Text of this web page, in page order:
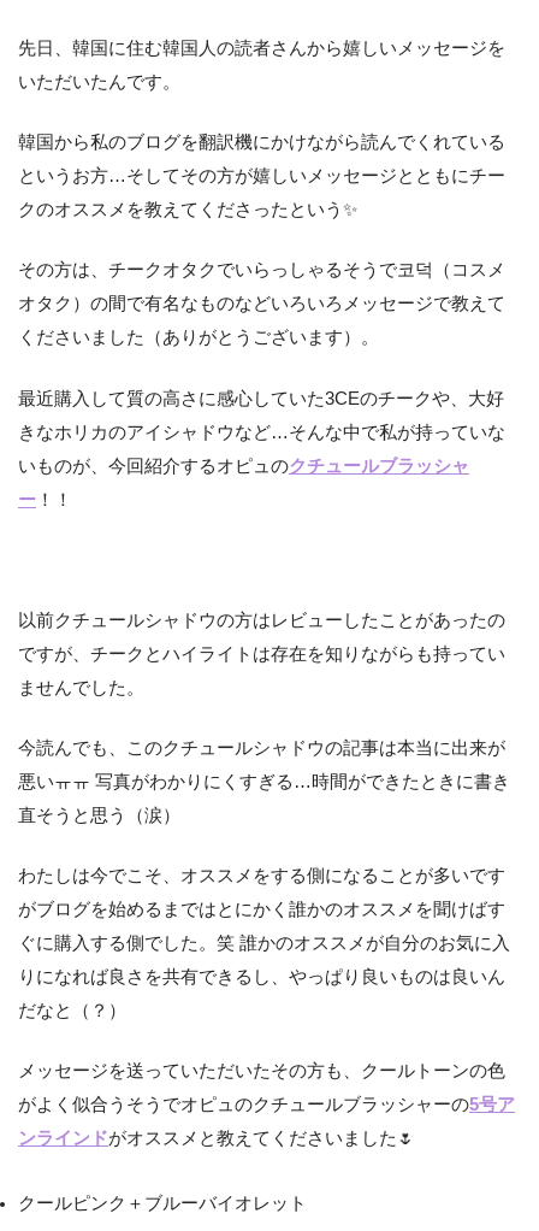
先日、韓国に住む韓国人の読者さんから嬉しいメッセージを
いただいたんです。
韓国から私のブログを翻訳機にかけながら読んでくれている
というお方…そしてその方が嬉しいメッセージとともにチー
クのオススメを教えてくださったという✨
その方は、チークオタクでいらっしゃるそうで코덕（コスメ
オタク）の間で有名なものなどいろいろメッセージで教えて
くださいました（ありがとうございます）。
最近購入して質の高さに感心していた3CEのチークや、大好
きなホリカのアイシャドウなど…そんな中で私が持っていな
いものが、今回紹介するオピュのクチュールブラッシャ
ー ！！
以前クチュールシャドウの方はレビューしたことがあったの
ですが、チークとハイライトは存在を知りながらも持ってい
ませんでした。
今読んでも、このクチュールシャドウの記事は本当に出来が
悪いㅠㅠ 写真がわかりにくすぎる…時間ができたときに書き
直そうと思う（涙）
わたしは今でこそ、オススメをする側になることが多いです
がブログを始めるまではとにかく誰かのオススメを聞けばす
ぐに購入する側でした。笑 誰かのオススメが自分のお気に入
りになれば良さを共有できるし、やっぱり良いものは良いん
だなと（？）
メッセージを送っていただいたその方も、クールトーンの色
がよく似合うそうでオピュのクチュールブラッシャーの5号ア
ンラインドがオススメと教えてくださいました🌷
クールピンク＋ブルーバイオレット